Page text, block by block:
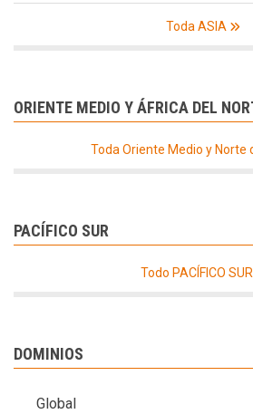
Toda ASIA
ORIENTE MEDIO Y ÁFRICA DEL
Toda Oriente Medio y Norte
PACÍFICO SUR
Todo PACÍFICO SUR
DOMINIOS
Global